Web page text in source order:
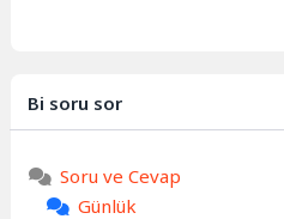
Bi soru sor
Soru ve Cevap
Günlük